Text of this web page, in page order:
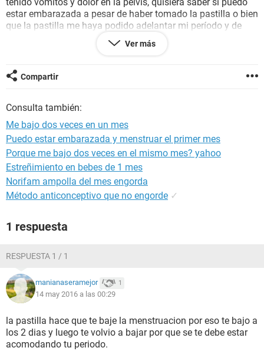
estar embarazada a pesar de haber tomado la pastilla o bien
que la pastilla me haya podido adelantar mi período y de
igual manera, cuando sería conveniente realizar una prueba
de embarazo. Me siento muy preocupada y quiero descartar
Ver más
Compartir
Consulta también:
Me bajo dos veces en un mes
Puedo estar embarazada y menstruar el primer mes
Porque me bajo dos veces en el mismo mes? yahoo
Estreñimiento en bebes de 1 mes
Norifam ampolla del mes engorda
Método anticonceptivo que no engorde ✓
1 respuesta
RESPUESTA 1 / 1
manianaseramejor 1
14 may 2016 a las 00:29
la pastilla hace que te baje la menstruacion por eso te bajo a
los 2 dias y luego te volvio a bajar por que se te debe estar
acomodando tu periodo.